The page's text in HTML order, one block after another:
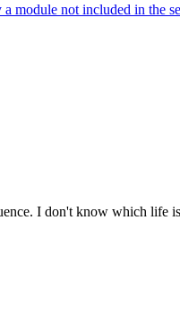
module not included in the
I don't know which life